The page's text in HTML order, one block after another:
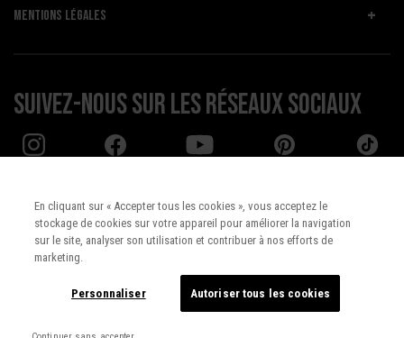
MENTIONS LÉGALES
Suivez-nous sur les réseaux sociaux
Pays : UNITED STATES
Français
En cliquant sur « Accepter tous les cookies », vous acceptez le
stockage de cookies sur votre appareil pour améliorer la navigation
sur le site, analyser son utilisation et contribuer à nos efforts de
marketing.
Personnaliser Autoriser tous les cookies